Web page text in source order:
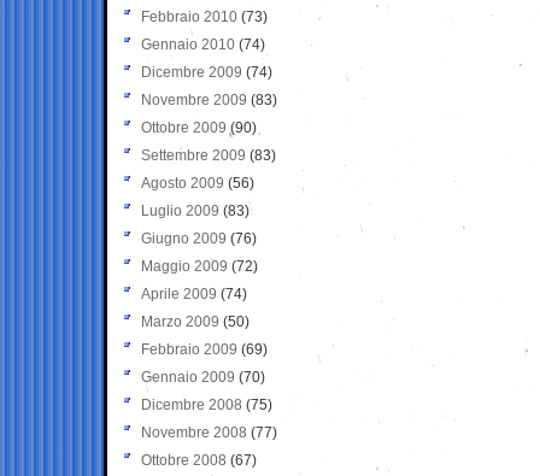
Febbraio 2010 (73)
Gennaio 2010 (74)
Dicembre 2009 (74)
Novembre 2009 (83)
Ottobre 2009 (90)
Settembre 2009 (83)
Agosto 2009 (56)
Luglio 2009 (83)
Giugno 2009 (76)
Maggio 2009 (72)
Aprile 2009 (74)
Marzo 2009 (50)
Febbraio 2009 (69)
Gennaio 2009 (70)
Dicembre 2008 (75)
Novembre 2008 (77)
Ottobre 2008 (67)